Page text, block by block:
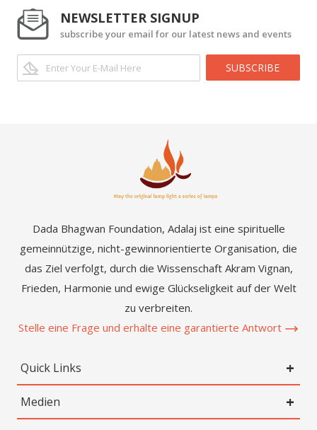
NEWSLETTER SIGNUP
subscribe your email for our latest news and events
SUBSCRIBE
Dada Bhagwan Foundation, Adalaj ist eine spirituelle
gemeinnützige, nicht-gewinnorientierte Organisation, die
das Ziel verfolgt, durch die Wissenschaft Akram Vignan,
Frieden, Harmonie und ewige Glückseligkeit auf der Welt
zu verbreiten.
Stelle eine Frage und erhalte eine garantierte Antwort
Quick Links
Medien